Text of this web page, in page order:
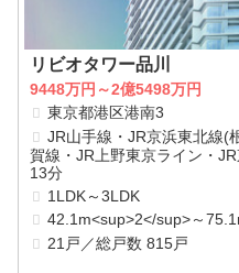
リビオタワー品川
9448万円～2億5498万円
東京都港区港南3
JR山手線・JR京浜東北線(
賀線・JR上野東京ライン・
13分
1LDK～3LDK
42.1m<sup>2</sup>～
21戸／総戸数 815戸